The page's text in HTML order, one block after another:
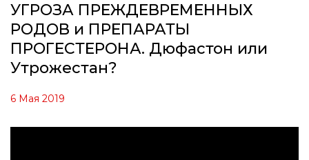
УГРОЗА ПРЕЖДЕВРЕМЕННЫХ
РОДОВ и ПРЕПАРАТЫ
ПРОГЕСТЕРОНА. Дюфастон или
Утрожестан?
6 Мая 2019